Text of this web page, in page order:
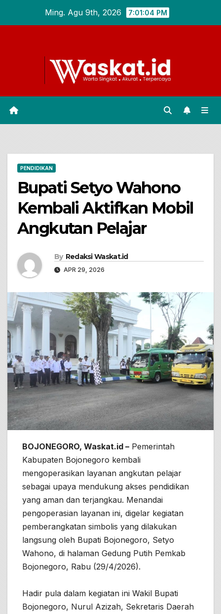
Ming. Agu 9th, 2026 7:01:05 PM
PENDIDIKAN
Bupati Setyo Wahono
Kembali Aktifkan Mobil
Angkutan Pelajar
By Redaksi Waskat.id
APR 29, 2026
BOJONEGORO, Waskat.id – Pemerintah
Kabupaten Bojonegoro kembali
mengoperasikan layanan angkutan pelajar
sebagai upaya mendukung akses pendidikan
yang aman dan terjangkau. Menandai
pengoperasian layanan ini, digelar kegiatan
pemberangkatan simbolis yang dilakukan
langsung oleh Bupati Bojonegoro, Setyo
Wahono, di halaman Gedung Putih Pemkab
Bojonegoro, Rabu (29/4/2026).
Hadir pula dalam kegiatan ini Wakil Bupati
Bojonegoro, Nurul Azizah, Sekretaris Daerah